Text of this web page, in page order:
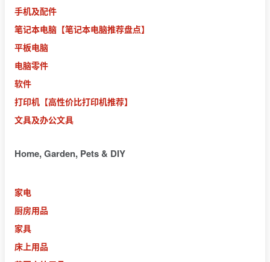
手机及配件
笔记本电脑 【笔记本电脑推荐盘点】
平板电脑
电脑零件
软件
打印机 【高性价比打印机推荐】
文具及办公文具
Home, Garden, Pets & DIY
家电
厨房用品
家具
床上用品